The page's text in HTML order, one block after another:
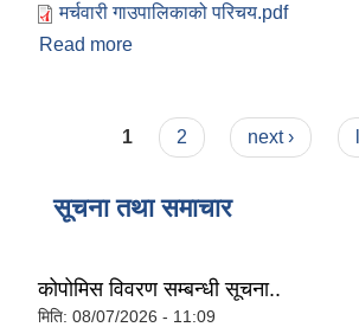
मर्चवारी गाउपालिकाको परिचय.pdf
Read more
Pages
1 2 next ›
सूचना तथा समाचार
कोपोमिस विवरण सम्बन्धी सूचना..
मिति: 08/07/2026 - 11:09